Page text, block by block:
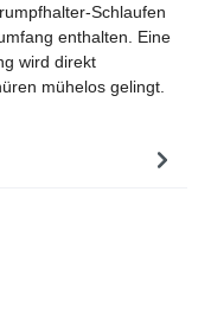
Schlaufen
enthalten. Eine
wird direkt
mühelos gelingt.